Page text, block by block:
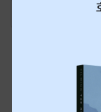
이용약관